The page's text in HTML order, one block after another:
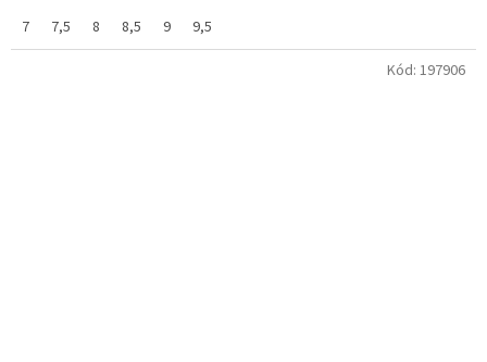
7 7,5 8 8,5 9 9,5
Kód: 197906